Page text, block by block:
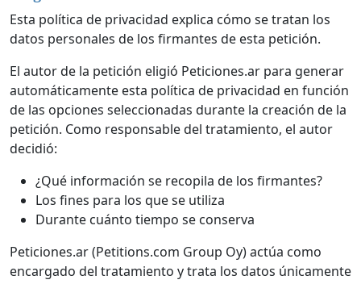
Esta política de privacidad explica cómo se tratan los
datos personales de los firmantes de esta petición.
El autor de la petición eligió Peticiones.ar para generar
automáticamente esta política de privacidad en función
de las opciones seleccionadas durante la creación de la
petición. Como responsable del tratamiento, el autor
decidió:
¿Qué información se recopila de los firmantes?
Los fines para los que se utiliza
Durante cuánto tiempo se conserva
Peticiones.ar (Petitions.com Group Oy) actúa como
encargado del tratamiento y trata los datos únicamente